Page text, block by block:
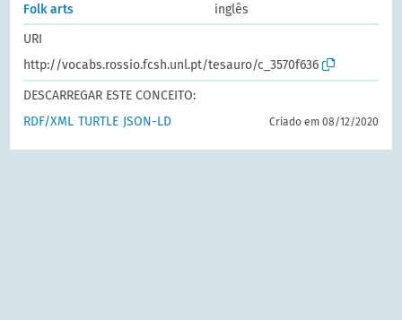
Folk arts
inglês
URI
http://vocabs.rossio.fcsh.unl.pt/tesauro/c_3570f636
DESCARREGAR ESTE CONCEITO:
RDF/XML TURTLE JSON-LD Criado em 08/12/2020